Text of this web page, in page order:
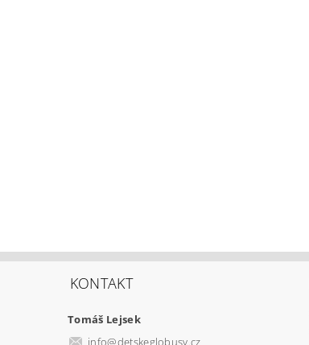
KONTAKT
Tomáš Lejsek
info@detskeglobusy.cz